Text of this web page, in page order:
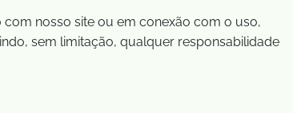
nosso site ou em conexão com o uso,
sem limitação, qualquer responsabilidade